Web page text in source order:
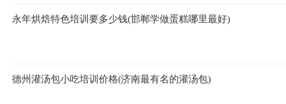
永年烘焙特色培训要多少钱(邯郸学做蛋糕哪里最好)
德州灌汤包小吃培训价格(济南最有名的灌汤包)